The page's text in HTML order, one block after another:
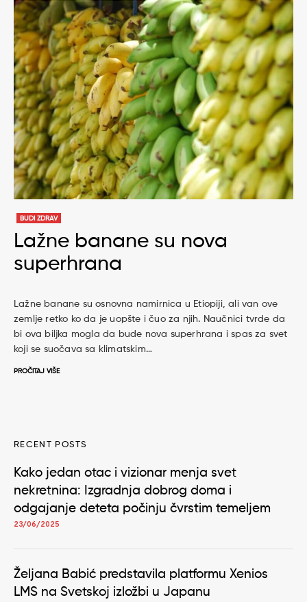
BUDI ZDRAV
Lažne banane su nova
superhrana
Lažne banane su osnovna namirnica u Etiopiji, ali van ove
zemlje retko ko da je uopšte i čuo za njih. Naučnici tvrde da
bi ova biljka mogla da bude nova superhrana i spas za svet
koji se suočava sa klimatskim…
PROČITAJ VIŠE
RECENT POSTS
Kako jedan otac i vizionar menja svet
nekretnina: Izgradnja dobrog doma i
odgajanje deteta počinju čvrstim temeljem
23/06/2025
Željana Babić predstavila platformu Xenios
LMS na Svetskoj izložbi u Japanu